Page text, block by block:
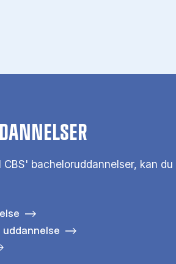
bacheloruddannelser, kan du